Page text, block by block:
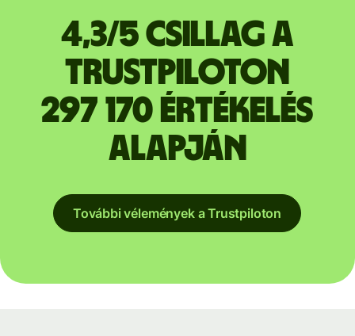
4,3/5 csillag a
Trustpiloton
297 170 értékelés
alapján
További vélemények a Trustpiloton